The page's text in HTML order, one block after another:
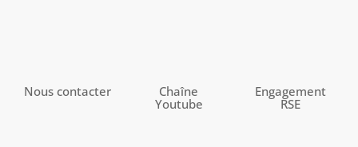
Nous contacter
Chaîne
Youtube
Engagement
RSE